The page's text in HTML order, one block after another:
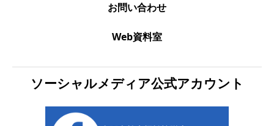
お問い合わせ
Web資料室
ソーシャルメディア公式アカウント